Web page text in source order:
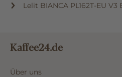
Lelit BIANCA PL162T-EU
Kaffee24.de
Über uns